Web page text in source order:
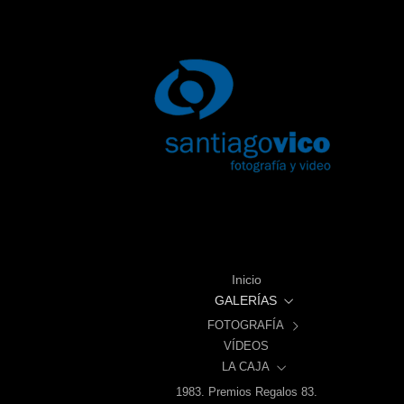
Inicio
GALERÍAS
FOTOGRAFÍA
ALBACETE
Posada de la Estrella.
VIDA SOCIAL Y CULTURAL
1983. "Albacete, Tierra de Encrucijada". Exposición.
VÍDEOS
LA CAJA
1983. Premios Regalos 83.